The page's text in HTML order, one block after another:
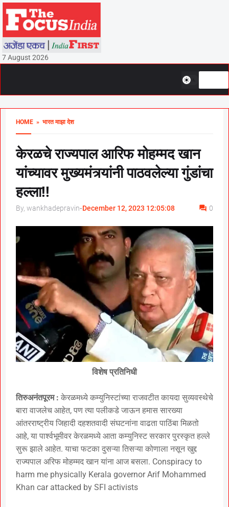
7 August 2026
HOME » भारत माझा देश
केरळचे राज्यपाल आरिफ मोहम्मद खान
यांच्यावर मुख्यमंत्र्यांनी पाठवलेल्या गुंडांचा
हल्ला!!
By, wankhadepravin-December 12, 2023 12:05:08 0
विशेष प्रतिनिधी
तिरुअनंतपूरम : केरळमध्ये कम्युनिस्टांच्या राजवटीत कायदा सुव्यवस्थेचे
बारा वाजलेच आहेत, पण त्या पलीकडे जाऊन हमास सारख्या
आंतरराष्ट्रीय जिहादी दहशतवादी संघटनांना वाढता पाठिंबा मिळतो
आहे, या पार्श्वभूमीवर केरळमध्ये आता कम्युनिस्ट सरकार पुरस्कृत हल्ले
सुरू झाले आहेत. याचा फटका दुसऱ्या तिसऱ्या कोणाला नसून खुद्द
राज्यपाल अरिफ मोहम्मद खान यांना आज बसला. Conspiracy to
harm me physically Kerala governor Arif Mohammed
Khan car attacked by SFI activists